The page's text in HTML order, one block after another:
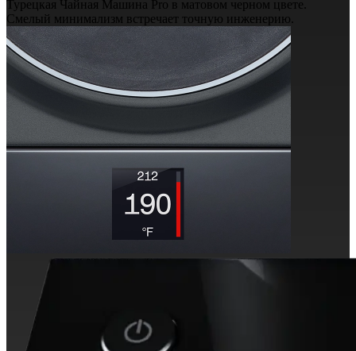
Турецкая Чайная Машина Pro в матовом черном цвете.
Смелый минимализм встречает точную инженерию.